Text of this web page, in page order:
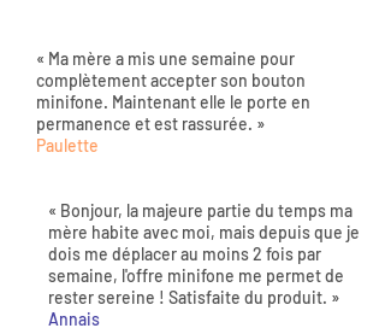
« Ma mère a mis une semaine pour
complètement accepter son bouton
minifone. Maintenant elle le porte en
permanence et est rassurée. »
Paulette
« Bonjour, la majeure partie du temps ma
mère habite avec moi, mais depuis que je
dois me déplacer au moins 2 fois par
semaine, l'offre minifone me permet de
rester sereine ! Satisfaite du produit. »
Annais